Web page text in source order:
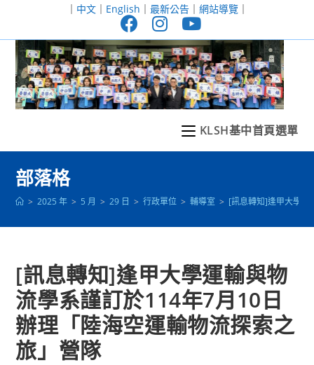
至
｜ 中文｜ English ｜ 最新公告｜ 網站導覽｜
KLSH基中首頁選單
部落格
> 2025 年 > 5 月 > 29 日 > 行政單位 > 輔導室 > [訊息轉知]逢甲大學運
[訊息轉知]逢甲大學運輸與物
流學系謹訂於114年7月10日
辦理「陸海空運輸物流探索之
旅」營隊